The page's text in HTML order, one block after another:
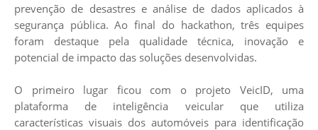
prevenção de desastres e análise de dados aplicados à
segurança pública. Ao final do hackathon, três equipes
foram destaque pela qualidade técnica, inovação e
potencial de impacto das soluções desenvolvidas.
O primeiro lugar ficou com o projeto VeicID, uma
plataforma de inteligência veicular que utiliza
características visuais dos automóveis para identificação